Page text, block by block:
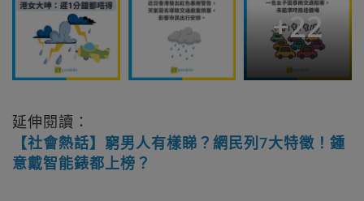
+22
延伸閱讀：
【社會熱話】窮男人有樣睇？網民列7大特徵！鍾
意戴智能錶都上榜？